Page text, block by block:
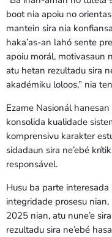
boot nia apoiu no
mantein sira nia
haka’as-an lahó sente
apoiu morál, motivasaun
atu hetan rezultadu sira
akadémiku loloos,” nia
Ezame Nasionál
konsolida kualidade
komprensivu karakter
sidadaun sira ne’ebé
responsável.
Husu ba parte
integridade prosesu nian,
2025 nian, atu nune’e
rezultadu sira ne’ebé